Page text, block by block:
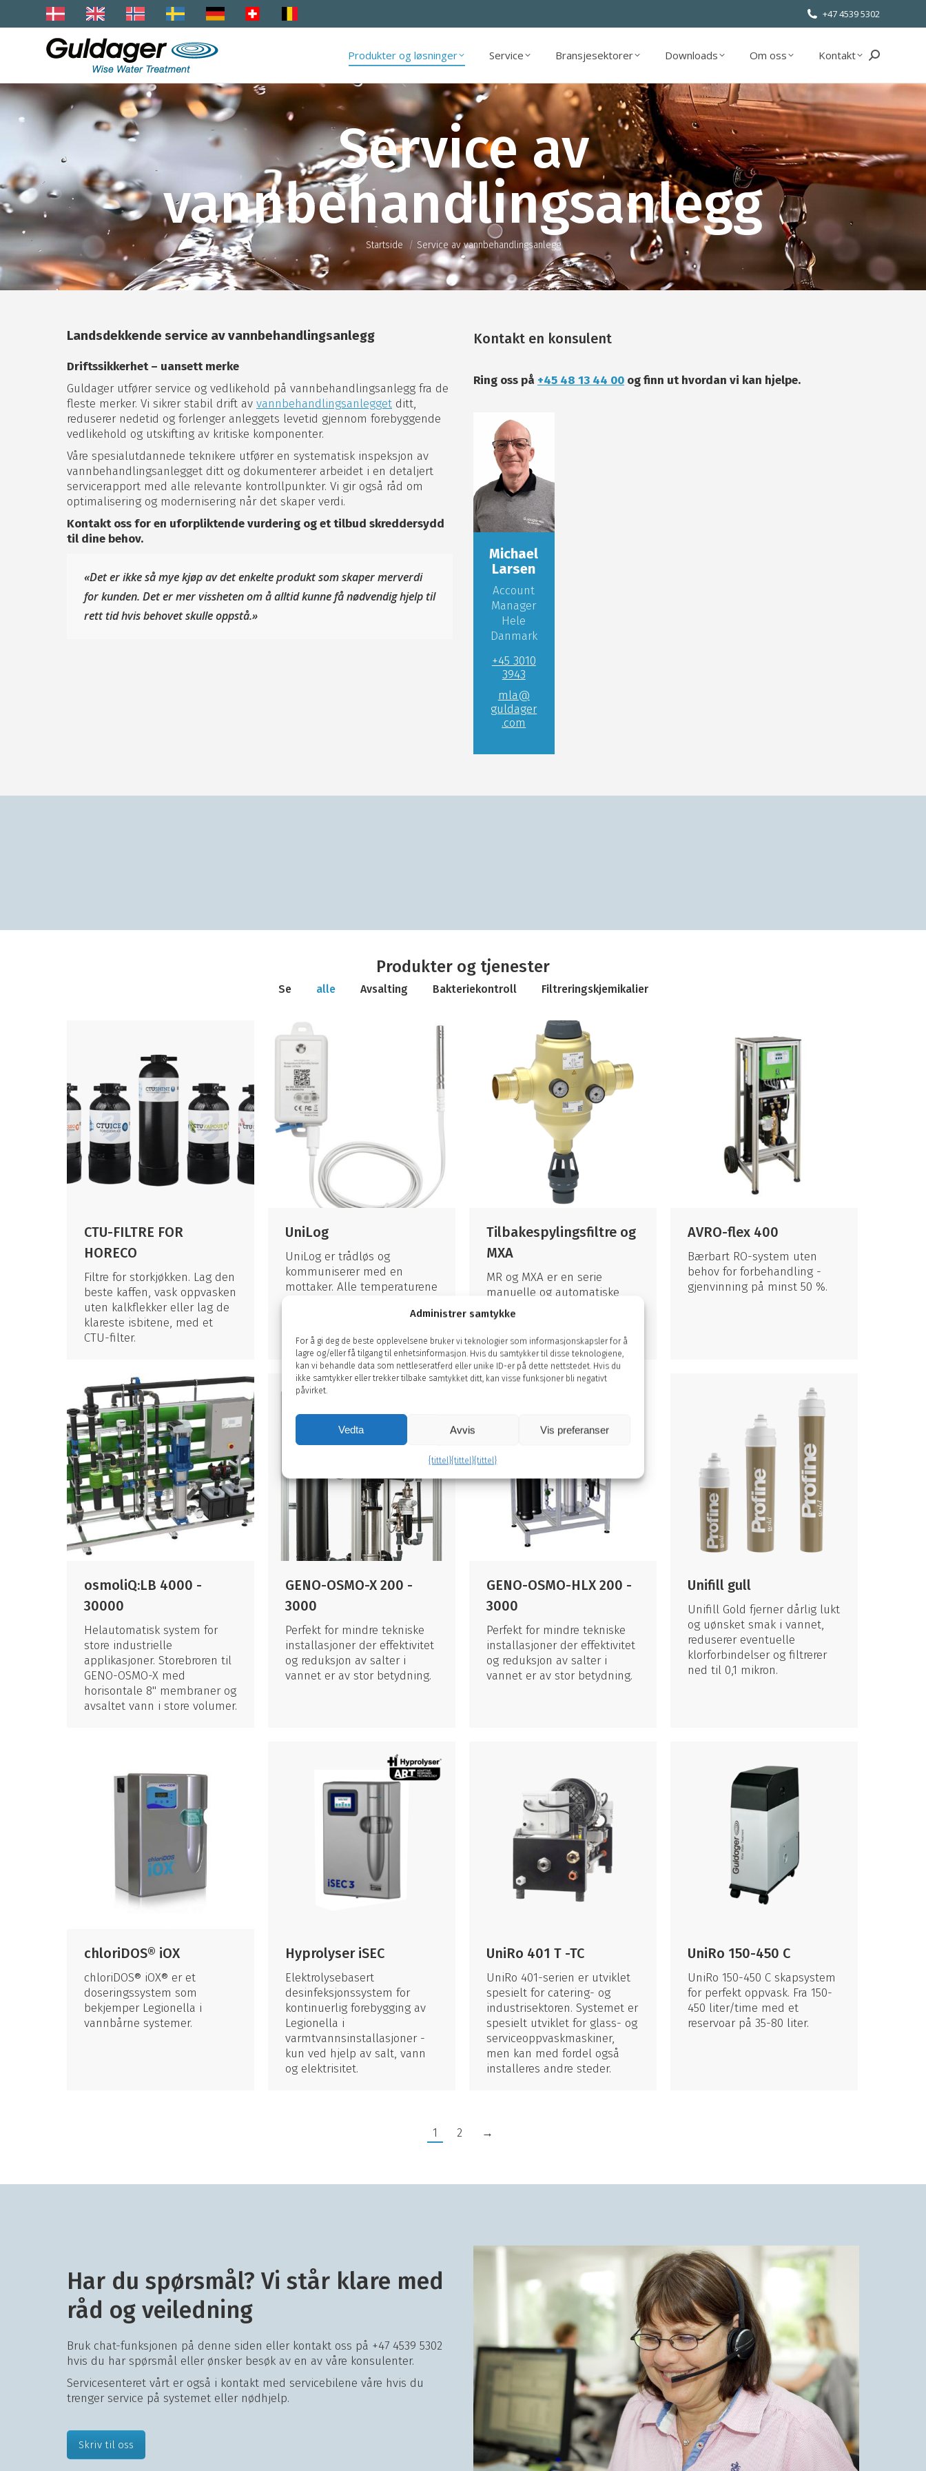
Administrer samtykke
For å gi deg de beste opplevelsene bruker vi teknologier som informasjonskapsler for å
lagre og/eller få tilgang til enhetsinformasjon. Hvis du samtykker til disse teknologiene,
kan vi behandle data som nettleseratferd eller unike ID-er på dette nettstedet. Hvis du
ikke samtykker eller trekker tilbake samtykket ditt, kan visse funksjoner bli negativt
påvirket.
Vedta Avvis Vis preferanser
{tittel}{tittel}{tittel}
+47 4539 5302
Produkter og løsninger Service Bransjesektorer Downloads Om oss Kontakt Søk:
Service av
vannbehandlingsanlegg
Nå er du her:
Startside Service av vannbehandlingsanlegg
Landsdekkende service av vannbehandlingsanlegg
Driftssikkerhet – uansett merke
Guldager utfører service og vedlikehold på vannbehandlingsanlegg fra de
fleste merker. Vi sikrer stabil drift av vannbehandlingsanlegget ditt,
reduserer nedetid og forlenger anleggets levetid gjennom forebyggende
vedlikehold og utskifting av kritiske komponenter.
Våre spesialutdannede teknikere utfører en systematisk inspeksjon av
vannbehandlingsanlegget ditt og dokumenterer arbeidet i en detaljert
servicerapport med alle relevante kontrollpunkter. Vi gir også råd om
optimalisering og modernisering når det skaper verdi.
Kontakt oss for en uforpliktende vurdering og et tilbud skreddersydd
til dine behov.
«Det er ikke så mye kjøp av det enkelte produkt som skaper merverdi
for kunden. Det er mer vissheten om å alltid kunne få nødvendig hjelp til
rett tid hvis behovet skulle oppstå.»
Kontakt en konsulent
Ring oss på +45 48 13 44 00 og finn ut hvordan vi kan hjelpe.
Michael
Larsen
Account
Manager
Hele
Danmark
+45 3010
3943
mla@
guldager
.com
Produkter og tjenester
Se alle Avsalting Bakteriekontroll Filtreringskjemikalier
CTU-FILTRE FOR
HORECO
Filtre for storkjøkken. Lag den
beste kaffen, vask oppvasken
uten kalkflekker eller lag de
klareste isbitene, med et
CTU-filter.
UniLog
UniLog er trådløs og
kommuniserer med en
mottaker. Alle temperaturene
skyen hvorfra de overvåkes
av Guldager SOM.
Tilbakespylingsfiltre og
MXA
MR og MXA er en serie
manuelle og automatiske
tilbakespylingsfiltre.
AVRO-flex 400
Bærbart RO-system uten
behov for forbehandling -
gjenvinning på minst 50 %.
osmoliQ:LB 4000 -
30000
Helautomatisk system for
store industrielle
applikasjoner. Storebroren til
GENO-OSMO-X med
horisontale 8" membraner og
avsaltet vann i store volumer.
GENO-OSMO-X 200 -
3000
Perfekt for mindre tekniske
installasjoner der effektivitet
og reduksjon av salter i
vannet er av stor betydning.
GENO-OSMO-HLX 200 -
3000
Perfekt for mindre tekniske
installasjoner der effektivitet
og reduksjon av salter i
vannet er av stor betydning.
Unifill gull
Unifill Gold fjerner dårlig lukt
og uønsket smak i vannet,
reduserer eventuelle
klorforbindelser og filtrerer
ned til 0,1 mikron.
chloriDOS® iOX
chloriDOS® iOX® er et
doseringssystem som
bekjemper Legionella i
vannbårne systemer.
Hyprolyser iSEC
Elektrolysebasert
desinfeksjonssystem for
kontinuerlig forebygging av
Legionella i
varmtvannsinstallasjoner -
kun ved hjelp av salt, vann
og elektrisitet.
UniRo 401 T -TC
UniRo 401-serien er utviklet
spesielt for catering- og
industrisektoren. Systemet er
spesielt utviklet for glass- og
serviceoppvaskmaskiner,
men kan med fordel også
installeres andre steder.
UniRo 150-450 C
UniRo 150-450 C skapsystem
for perfekt oppvask. Fra 150-
450 liter/time med et
reservoar på 35-80 liter.
1 2 →
Har du spørsmål? Vi står klare med
råd og veiledning
Bruk chat-funksjonen på denne siden eller kontakt oss på +47 4539 5302
hvis du har spørsmål eller ønsker besøk av en av våre konsulenter.
Servicesenteret vårt er også i kontakt med servicebilene våre hvis du
trenger service på systemet eller nødhjelp.
Skriv til oss
Kontakt Søk: